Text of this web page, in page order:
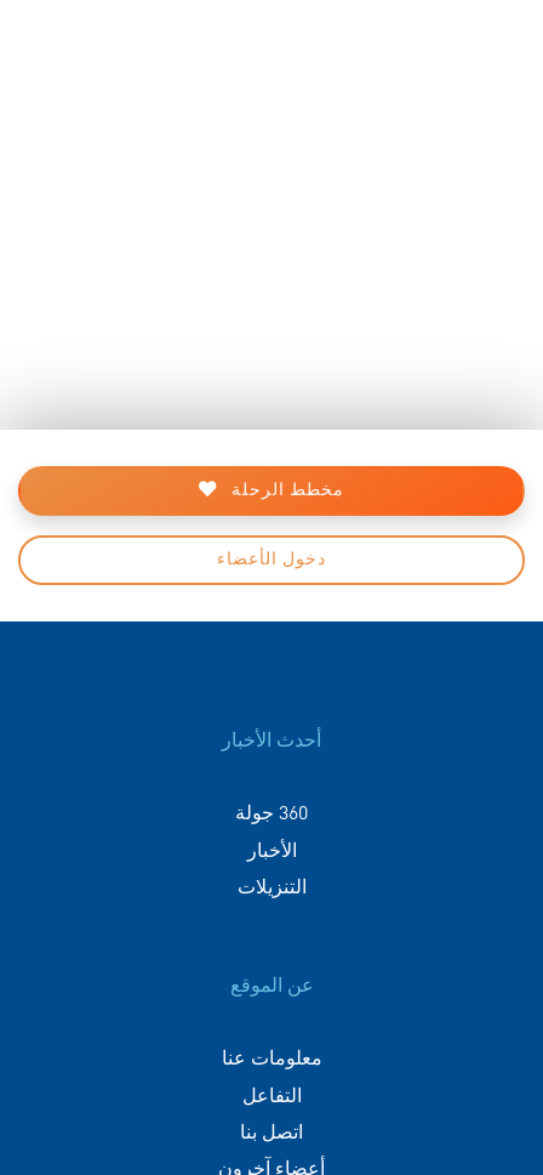
مخطط الرحلة
دخول الأعضاء
أحدث الأخبار
360 جولة
الأخبار
التنزيلات
عن الموقع
معلومات عنا
التفاعل
اتصل بنا
أعضاء آخرون